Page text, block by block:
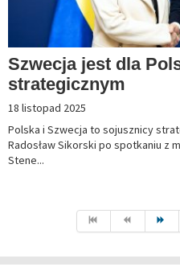
Szwecja jest dla
strategicznym
18 listopad 2025
Polska i Szwecja to sojusznicy
Radosław Sikorski po spotkaniu z
Stene...